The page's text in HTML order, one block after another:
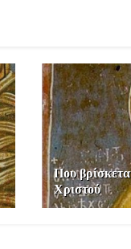
Που
Χριστού